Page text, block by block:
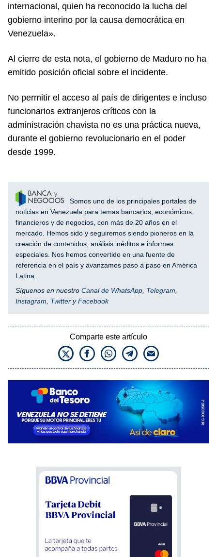
internacional, quien ha reconocido la lucha del
gobierno interino por la causa democrática en
Venezuela».
Al cierre de esta nota, el gobierno de Maduro no ha
emitido posición oficial sobre el incidente.
No permitir el acceso al país de dirigentes e incluso
funcionarios extranjeros críticos con la
administración chavista no es una práctica nueva,
durante el gobierno revolucionario en el poder
desde 1999.
Somos uno de los principales portales de
noticias en Venezuela para temas bancarios, económicos,
financieros y de negocios, con más de 20 años en el
mercado. Hemos sido y seguiremos siendo pioneros en la
creación de contenidos, análisis inéditos e informes
especiales. Nos hemos convertido en una fuente de
referencia en el país y avanzamos paso a paso en América
Latina.
Síguenos en nuestro Canal de WhatsApp Telegram
Instagram
Twitter yFacebook
Comparte este artículo